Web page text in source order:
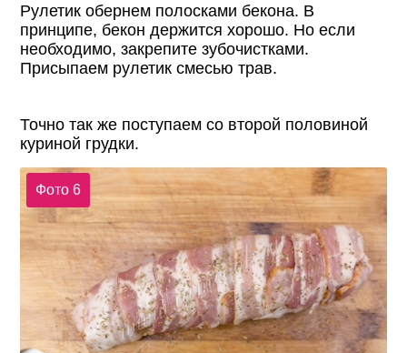
Рулетик обернем полосками бекона. В
принципе, бекон держится хорошо. Но если
необходимо, закрепите зубочистками.
Присыпаем рулетик смесью трав.
Точно так же поступаем со второй половиной
куриной грудки.
Фото 6